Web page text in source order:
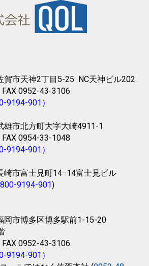
賀市天神2丁目5-25
NC天神ビル202
FAX 0952-43-3106
9194-901 ）
雄市北方町大字大崎4911-1
FAX 0954-33-1048
9194-901 ）
崎市富士見町14−14富士見ビル
9194-901)
岡市博多区博多駅前1-15-20
FAX 0952-43-3106
9194-901 ）